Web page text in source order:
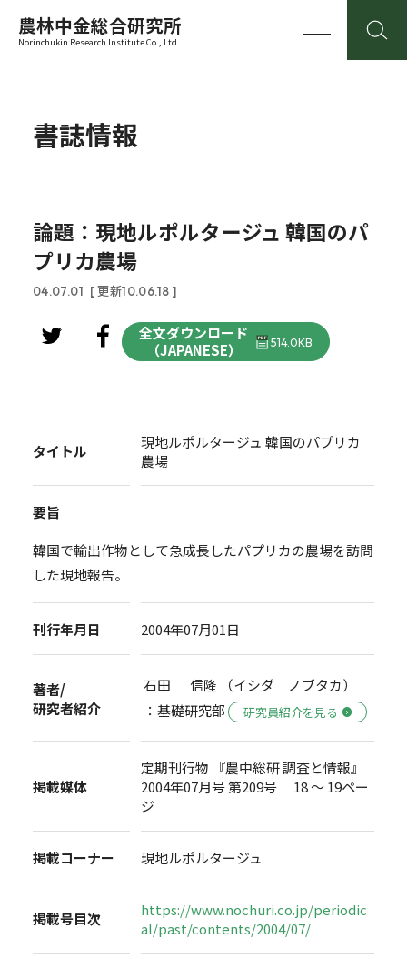
農林中金総合研究所
Norinchukin Research Institute Co., Ltd.
書誌情報
論題：現地ルポルタージュ 韓国のパ
プリカ農場
04.07.01 [ 更新10.06.18 ]
全文ダウンロード
（JAPANESE）
514.0KB
タイトル
現地ルポルタージュ 韓国のパプリカ
農場
要旨
韓国で輸出作物として急成長したパプリカの農場を訪問
した現地報告。
刊行年月日 2004年07月01日
著者/
研究者紹介
石田 信隆 （イシダ ノブタカ）
：基礎研究部
研究員紹介を見る
掲載媒体
定期刊行物 『農中総研 調査と情報』
2004年07月号 第209号 18 ～ 19ペー
ジ
掲載コーナー 現地ルポルタージュ
掲載号目次
https://www.nochuri.co.jp/periodic
al/past/contents/2004/07/